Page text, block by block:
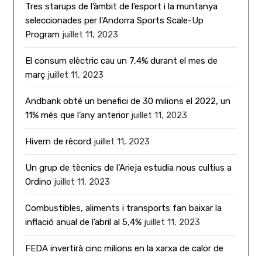
Tres starups de l’àmbit de l’esport i la muntanya
seleccionades per l’Andorra Sports Scale-Up
Program juillet 11, 2023
El consum elèctric cau un 7,4% durant el mes de
març juillet 11, 2023
Andbank obté un benefici de 30 milions el 2022, un
11% més que l’any anterior juillet 11, 2023
Hivern de rècord juillet 11, 2023
Un grup de tècnics de l’Arieja estudia nous cultius a
Ordino juillet 11, 2023
Combustibles, aliments i transports fan baixar la
inflació anual de l’abril al 5,4% juillet 11, 2023
FEDA invertirà cinc milions en la xarxa de calor de